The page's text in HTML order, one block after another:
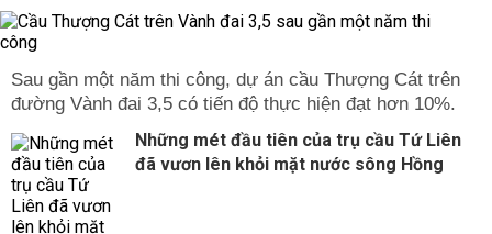
Sau gần một năm thi công, dự án cầu Thượng Cát trên
đường Vành đai 3,5 có tiến độ thực hiện đạt hơn 10%.
Những mét đầu tiên của trụ cầu Tứ Liên
đã vươn lên khỏi mặt nước sông Hồng